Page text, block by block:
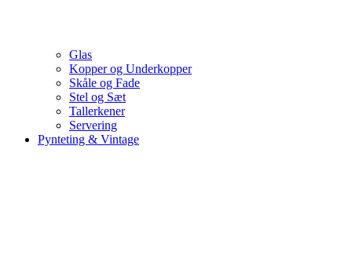
Glas
Kopper og Underkopper
Skåle og Fade
Stel og Sæt
Tallerkener
Servering
Pynteting & Vintage